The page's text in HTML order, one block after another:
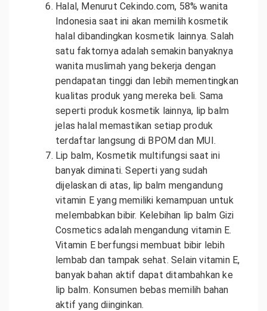
Halal, Menurut Cekindo.com, 58% wanita
Indonesia saat ini akan memilih kosmetik
halal dibandingkan kosmetik lainnya. Salah
satu faktornya adalah semakin banyaknya
wanita muslimah yang bekerja dengan
pendapatan tinggi dan lebih mementingkan
kualitas produk yang mereka beli. Sama
seperti produk kosmetik lainnya, lip balm
jelas halal memastikan setiap produk
terdaftar langsung di BPOM dan MUI.
Lip balm, Kosmetik multifungsi saat ini
banyak diminati. Seperti yang sudah
dijelaskan di atas, lip balm mengandung
vitamin E yang memiliki kemampuan untuk
melembabkan bibir. Kelebihan lip balm Gizi
Cosmetics adalah mengandung vitamin E.
Vitamin E berfungsi membuat bibir lebih
lembab dan tampak sehat. Selain vitamin E,
banyak bahan aktif dapat ditambahkan ke
lip balm. Konsumen bebas memilih bahan
aktif yang diinginkan.